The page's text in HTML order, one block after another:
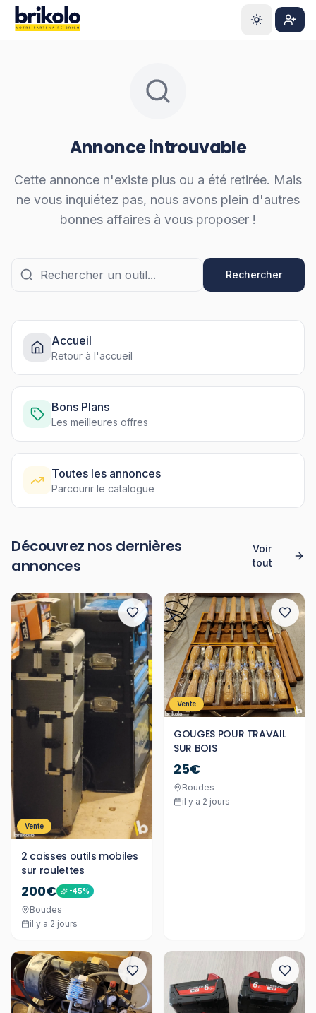
Aller au contenu principal
Annonce introuvable
Cette annonce n'existe plus ou a été retirée. Mais
ne vous inquiétez pas, nous avons plein d'autres
bonnes affaires à vous proposer !
Rechercher
Accueil
Retour à l'accueil
Bons Plans
Les meilleures offres
Toutes les annonces
Parcourir le catalogue
Découvrez nos dernières
annonces
Voir
tout
Vente
2 caisses outils mobiles
sur roulettes
200€ -45%
Boudes
il y a 2 jours
Vente
GOUGES POUR TRAVAIL
SUR BOIS
25€
Boudes
il y a 2 jours